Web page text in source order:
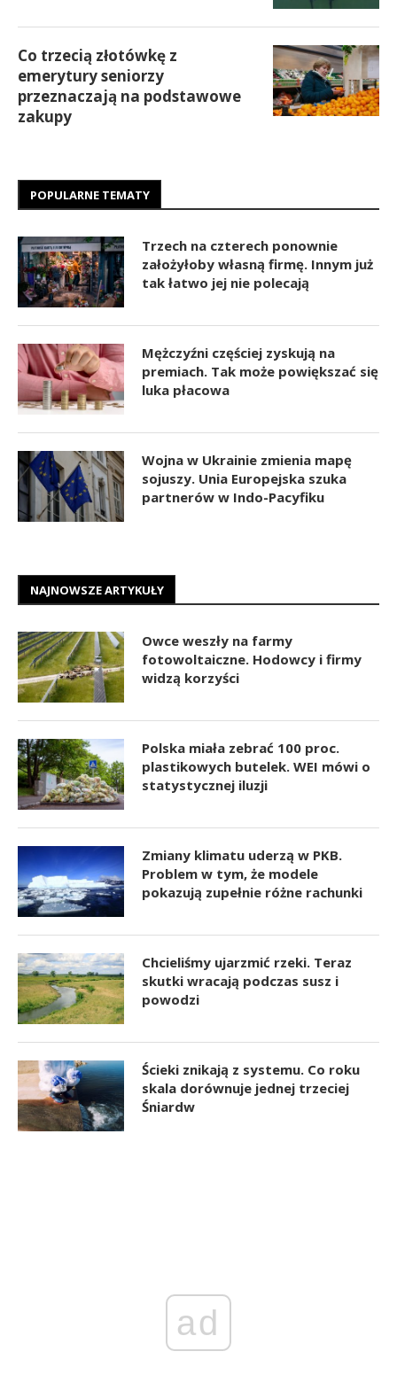
Co trzecią złotówkę z
emerytury seniorzy
przeznaczają na podstawowe
zakupy
POPULARNE TEMATY
Trzech na czterech ponownie
założyłoby własną firmę. Innym już
tak łatwo jej nie polecają
Mężczyźni częściej zyskują na
premiach. Tak może powiększać się
luka płacowa
Wojna w Ukrainie zmienia mapę
sojuszy. Unia Europejska szuka
partnerów w Indo-Pacyfiku
NAJNOWSZE ARTYKUŁY
Owce weszły na farmy
fotowoltaiczne. Hodowcy i firmy
widzą korzyści
Polska miała zebrać 100 proc.
plastikowych butelek. WEI mówi o
statystycznej iluzji
Zmiany klimatu uderzą w PKB.
Problem w tym, że modele
pokazują zupełnie różne rachunki
Chcieliśmy ujarzmić rzeki. Teraz
skutki wracają podczas susz i
powodzi
Ścieki znikają z systemu. Co roku
skala dorównuje jednej trzeciej
Śniardw
ad